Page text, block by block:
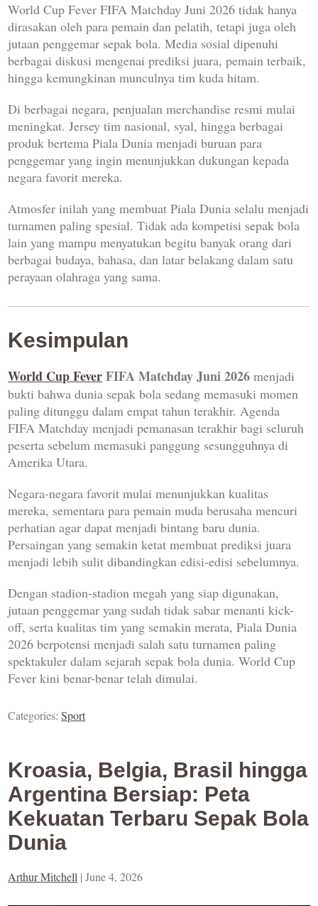
World Cup Fever FIFA Matchday Juni 2026 tidak hanya
dirasakan oleh para pemain dan pelatih, tetapi juga oleh
jutaan penggemar sepak bola. Media sosial dipenuhi
berbagai diskusi mengenai prediksi juara, pemain terbaik,
hingga kemungkinan munculnya tim kuda hitam.
Di berbagai negara, penjualan merchandise resmi mulai
meningkat. Jersey tim nasional, syal, hingga berbagai
produk bertema Piala Dunia menjadi buruan para
penggemar yang ingin menunjukkan dukungan kepada
negara favorit mereka.
Atmosfer inilah yang membuat Piala Dunia selalu menjadi
turnamen paling spesial. Tidak ada kompetisi sepak bola
lain yang mampu menyatukan begitu banyak orang dari
berbagai budaya, bahasa, dan latar belakang dalam satu
perayaan olahraga yang sama.
Kesimpulan
World Cup FeverFIFA Matchday Juni 2026 menjadi
bukti bahwa dunia sepak bola sedang memasuki momen
paling ditunggu dalam empat tahun terakhir. Agenda
FIFA Matchday menjadi pemanasan terakhir bagi seluruh
peserta sebelum memasuki panggung sesungguhnya di
Amerika Utara.
Negara-negara favorit mulai menunjukkan kualitas
mereka, sementara para pemain muda berusaha mencuri
perhatian agar dapat menjadi bintang baru dunia.
Persaingan yang semakin ketat membuat prediksi juara
menjadi lebih sulit dibandingkan edisi-edisi sebelumnya.
Dengan stadion-stadion megah yang siap digunakan,
jutaan penggemar yang sudah tidak sabar menanti kick-
off, serta kualitas tim yang semakin merata, Piala Dunia
2026 berpotensi menjadi salah satu turnamen paling
spektakuler dalam sejarah sepak bola dunia. World Cup
Fever kini benar-benar telah dimulai.
Categories:Sport
Kroasia, Belgia, Brasil hingga
Argentina Bersiap: Peta
Kekuatan Terbaru Sepak Bola
Dunia
Arthur Mitchell |June 4, 2026